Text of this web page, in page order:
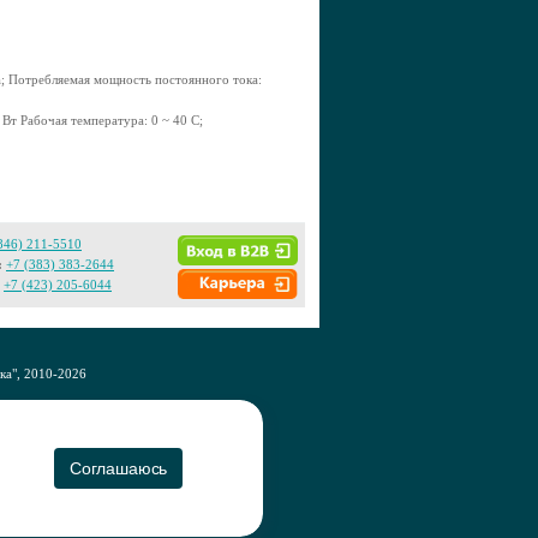
Потребляемая мощность постоянного тока:
Рабочая температура: 0 ~ 40 C;
211-5510
+7 (383) 383-2644
+7 (423) 205-6044
2010-2026
Соглашаюсь